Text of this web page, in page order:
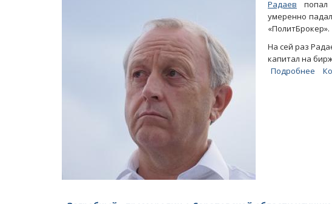
Радаев попал
умеренно
«ПолитБрокер».
На сей раз
капитал на
Подробнее